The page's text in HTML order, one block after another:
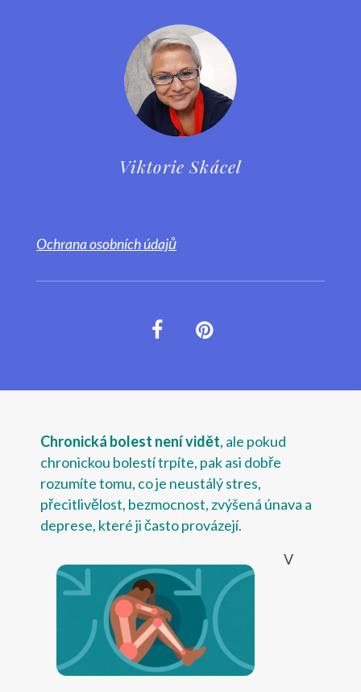
Viktorie Skácel
Ochrana osobních údajů
Chronická bolest není vidět, ale pokud
chronickou bolestí trpíte, pak asi dobře
rozumíte tomu, co je neustálý stres,
přecitlivělost, bezmocnost, zvýšená únava a
deprese, které ji často provázejí.
V